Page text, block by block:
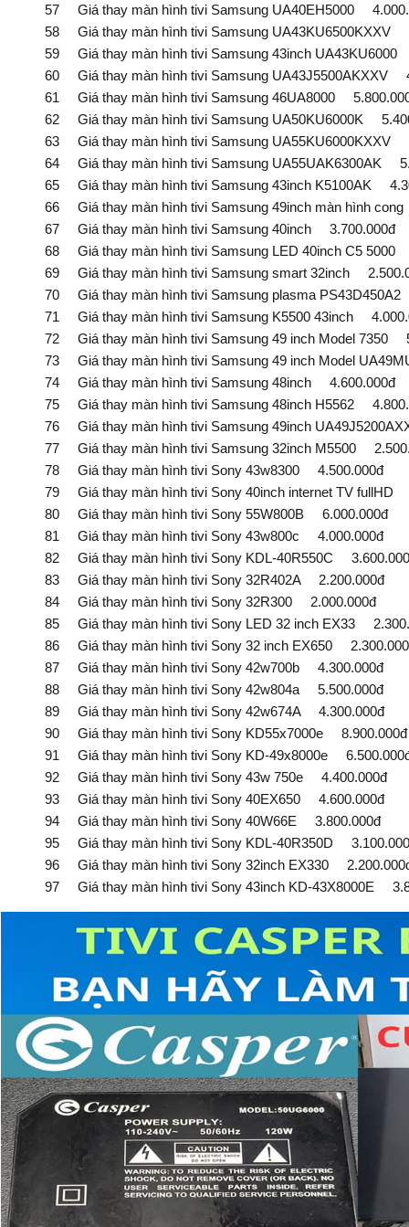
57 Giá thay màn hình tivi Samsung UA40EH5000
58 Giá thay màn hình tivi Samsung UA43KU6500KXXV
59 Giá thay màn hình tivi Samsung 43inch UA43KU6000
60 Giá thay màn hình tivi Samsung UA43J5500AKXXV
61 Giá thay màn hình tivi Samsung 46UA8000
62 Giá thay màn hình tivi Samsung UA50KU6000K
63 Giá thay màn hình tivi Samsung UA55KU6000KXXV
64 Giá thay màn hình tivi Samsung UA55UAK6300AK
65 Giá thay màn hình tivi Samsung 43inch K5100AK
66 Giá thay màn hình tivi Samsung 49inch màn hình
67 Giá thay màn hình tivi Samsung 40inch 3.700.000đ
68 Giá thay màn hình tivi Samsung LED 40inch C5 5000
69 Giá thay màn hình tivi Samsung smart 32inch
70 Giá thay màn hình tivi Samsung plasma PS43D450A2
71 Giá thay màn hình tivi Samsung K5500 43inch
72 Giá thay màn hình tivi Samsung 49 inch Model 7350
73 Giá thay màn hình tivi Samsung 49 inch Model
74 Giá thay màn hình tivi Samsung 48inch 4.600.000đ
75 Giá thay màn hình tivi Samsung 48inch H5562
76 Giá thay màn hình tivi Samsung 49inch
77 Giá thay màn hình tivi Samsung 32inch M5500
78 Giá thay màn hình tivi Sony 43w8300 4.500.000đ
79 Giá thay màn hình tivi Sony 40inch internet TV fullHD
80 Giá thay màn hình tivi Sony 55W800B 6.000.000đ
81 Giá thay màn hình tivi Sony 43w800c 4.000.000đ
82 Giá thay màn hình tivi Sony KDL-40R550C
83 Giá thay màn hình tivi Sony 32R402A 2.200.000đ
84 Giá thay màn hình tivi Sony 32R300 2.000.000đ
85 Giá thay màn hình tivi Sony LED 32 inch EX33
86 Giá thay màn hình tivi Sony 32 inch EX650
87 Giá thay màn hình tivi Sony 42w700b 4.300.000đ
88 Giá thay màn hình tivi Sony 42w804a 5.500.000đ
89 Giá thay màn hình tivi Sony 42w674A 4.300.000đ
90 Giá thay màn hình tivi Sony KD55x7000e 8.900.000đ
91 Giá thay màn hình tivi Sony KD-49x8000e
92 Giá thay màn hình tivi Sony 43w 750e 4.400.000đ
93 Giá thay màn hình tivi Sony 40EX650 4.600.000đ
94 Giá thay màn hình tivi Sony 40W66E 3.800.000đ
95 Giá thay màn hình tivi Sony KDL-40R350D
96 Giá thay màn hình tivi Sony 32inch EX330
97 Giá thay màn hình tivi Sony 43inch KD-43X8000E